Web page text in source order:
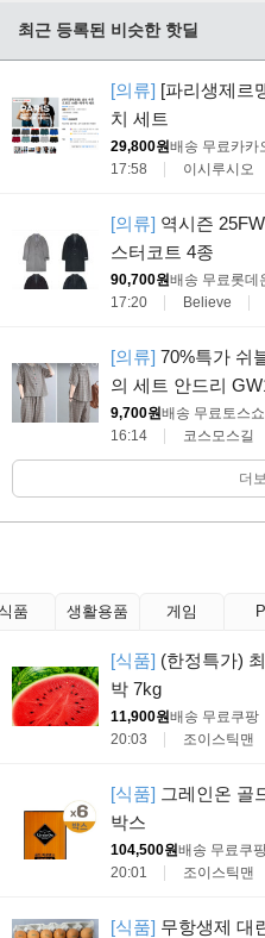
최근 등록된 비슷한 핫딜
[의류] [파리생제르
치 세트
29,800원배송 무료 카카
17:58
이시루시오
[의류] 역시즌
스터코트 4종
90,700원배송 무료 롯데
17:20
Believe
[의류] 70%특가 쉬
의 세트 안드리
9,700원배송 무료 토스
16:14
코스모스길
더
품 생활용품 게임
[식품] (한정특가)
박 7kg
11,900원배송 무료 쿠팡
20:03
조이스틱맨
[식품] 그레인온 골
박스
104,500원배송 무료 쿠
20:01
조이스틱맨
[식품] 무항생제 대